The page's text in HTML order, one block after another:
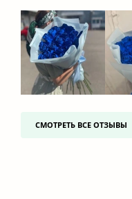
СМОТРЕТЬ ВСЕ ОТЗЫВЫ